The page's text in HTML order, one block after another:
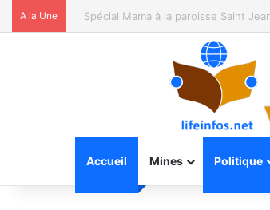
A la Une Spécial Mama à la paroisse Saint
Accueil Mines Politique